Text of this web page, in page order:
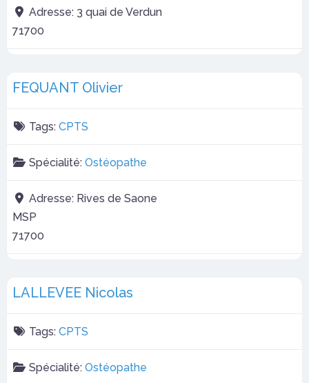
Adresse: 3 quai de Verdun
71700
FEQUANT Olivier
Tags: CPTS
Spécialité: Ostéopathe
Adresse: Rives de Saone
MSP
71700
LALLEVEE Nicolas
Tags: CPTS
Spécialité: Ostéopathe